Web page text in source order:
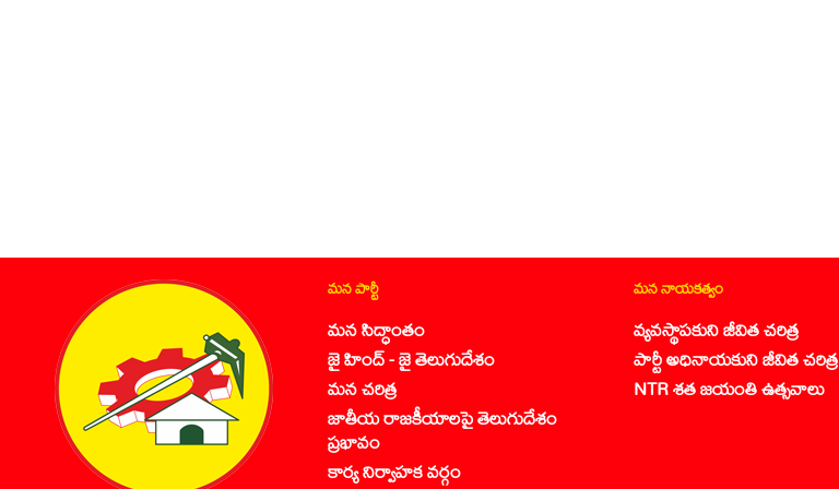
మన పార్టీ
మన సిద్ధాంతం
జై హింద్ - జై తెలుగుదేశం
మన చరిత్ర
జాతీయ రాజకీయాలపై తెలుగుదేశం
ప్రభావం
కార్య నిర్వాహక వర్గం
మన నాయకత్వం
వ్యవస్థాపకుని జీవిత చరిత్ర
పార్టీ అధినాయకుని జీవిత చరిత్ర
NTR శత జయంతి ఉత్సవాలు